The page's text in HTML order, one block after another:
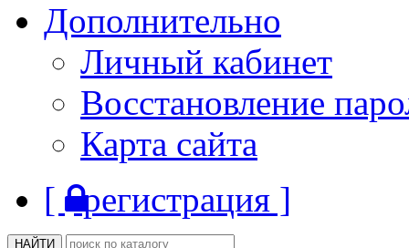
Дополнительно
Личный кабинет
Восстановление
Карта сайта
[ регистрация ]